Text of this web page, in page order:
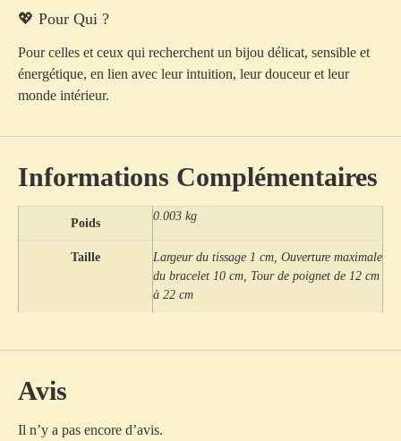
💖 Pour Qui ?
Pour celles et ceux qui recherchent un bijou délicat, sensible et
énergétique, en lien avec leur intuition, leur douceur et leur
monde intérieur.
Informations Complémentaires
Poids 0.003 kg
Taille
Largeur du tissage 1 cm, Ouverture maximale
du bracelet 10 cm, Tour de poignet de 12 cm
à 22 cm
Avis
Il n’y a pas encore d’avis.